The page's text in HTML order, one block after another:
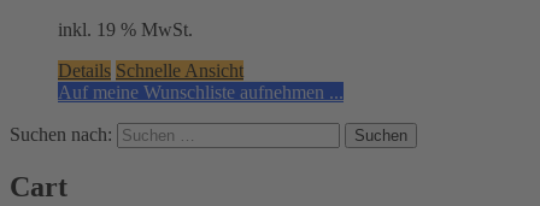
inkl. 19 % MwSt.
Details Schnelle Ansicht
Auf meine Wunschliste aufnehmen ...
Suchen nach:
Cart